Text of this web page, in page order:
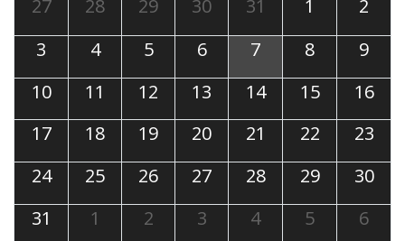
27 28 29 30 31 1
2
3
4 5 6 7 8
9
10
11 12 13 14 15
16
17
18 19 20 21 22
23
24
25 26 27 28 29
30
31
1 2 3 4 5 6